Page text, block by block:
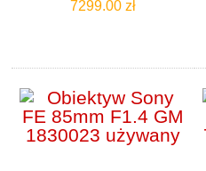
7299.00 zł